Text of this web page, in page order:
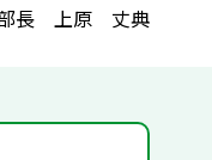
部長 上原 丈典